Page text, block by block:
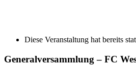
Diese Veranstaltung hat bereits
Generalversammlung – FC